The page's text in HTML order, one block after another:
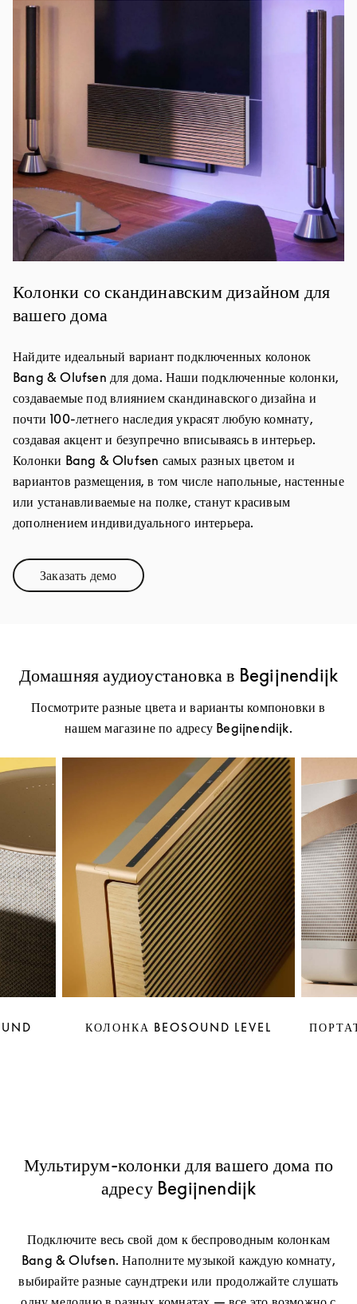
Изображение события
Колонки со скандинавским дизайном для
вашего дома
Найдите идеальный вариант подключенных колонок
Bang & Olufsen для дома. Наши подключенные колонки,
создаваемые под влиянием скандинавского дизайна и
почти 100-летнего наследия украсят любую комнату,
создавая акцент и безупречно вписываясь в интерьер.
Колонки Bang & Olufsen самых разных цветом и
вариантов размещения, в том числе напольные, настенные
или устанавливаемые на полке, станут красивым
дополнением индивидуального интерьера.
Заказать демоLink Opens in New Tab
Домашняя аудиоустановка в Begijnendijk
Посмотрите разные цвета и варианты компоновки в
нашем магазине по адресу Begijnendijk.
КОЛОНКА BEOSOUND LEVEL
Мультирум-колонки для вашего дома по
адресу Begijnendijk
Подключите весь свой дом к беспроводным колонкам
Bang & Olufsen. Наполните музыкой каждую комнату,
выбирайте разные саундтреки или продолжайте слушать